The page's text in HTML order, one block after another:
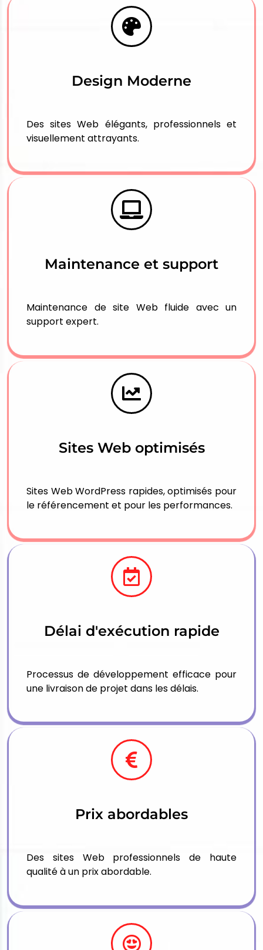
Design Moderne
Des sites Web élégants, professionnels et
visuellement attrayants.
Maintenance et support
Maintenance de site Web fluide avec un
support expert.
Sites Web optimisés
Sites Web WordPress rapides, optimisés pour
le référencement et pour les performances.
Délai d'exécution rapide
Processus de développement efficace pour
une livraison de projet dans les délais.
Prix ​​abordables
Des sites Web professionnels de haute
qualité à un prix abordable.